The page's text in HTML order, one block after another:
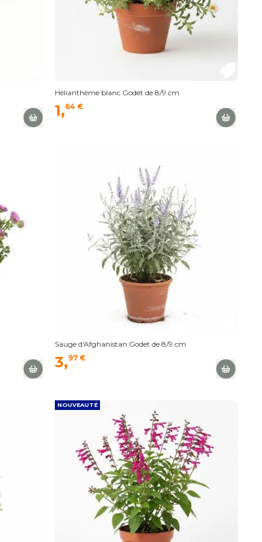
Hélianthème blanc Godet de 8/9 cm
1,64 €
Sauge d'Afghanistan Godet de 8/9 cm
3,97 €
NOUVEAUTÉ